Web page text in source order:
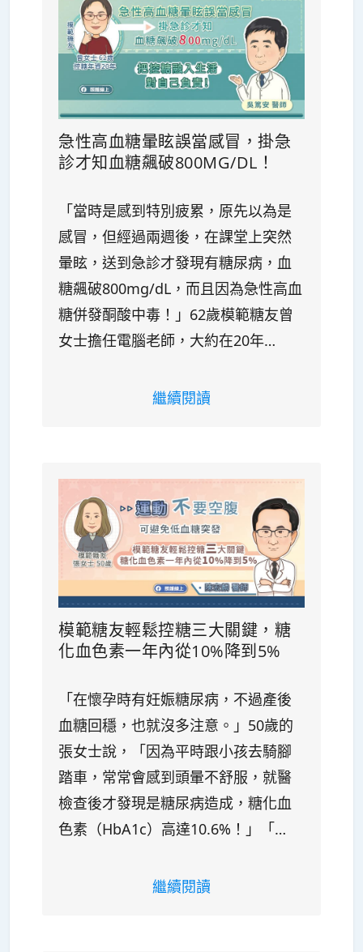
急性高血糖暈眩誤當感冒，掛急
診才知血糖飆破800MG/DL！
「當時是感到特別疲累，原先以為是
感冒，但經過兩週後，在課堂上突然
暈眩，送到急診才發現有糖尿病，血
糖飆破800mg/dL，而且因為急性高血
糖併發酮酸中毒！」62歲模範糖友曾
女士擔任電腦老師，大約在20年…
繼續閱讀
模範糖友輕鬆控糖三大關鍵，糖
化血色素一年內從10%降到5%
「在懷孕時有妊娠糖尿病，不過產後
血糖回穩，也就沒多注意。」50歲的
張女士說，「因為平時跟小孩去騎腳
踏車，常常會感到頭暈不舒服，就醫
檢查後才發現是糖尿病造成，糖化血
色素（HbA1c）高達10.6%！」「…
繼續閱讀